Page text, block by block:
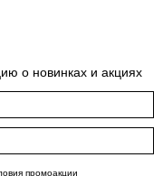
о новинках и акциях
промоакции